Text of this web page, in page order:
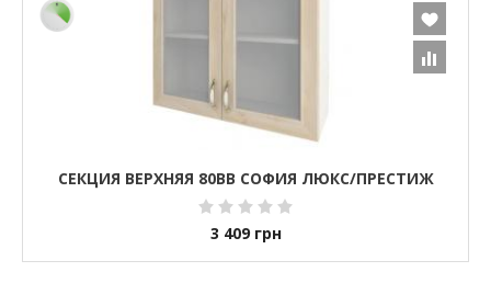
СЕКЦИЯ ВЕРХНЯЯ 80ВВ СОФИЯ ЛЮКС/ПРЕСТИЖ
3 409 грн